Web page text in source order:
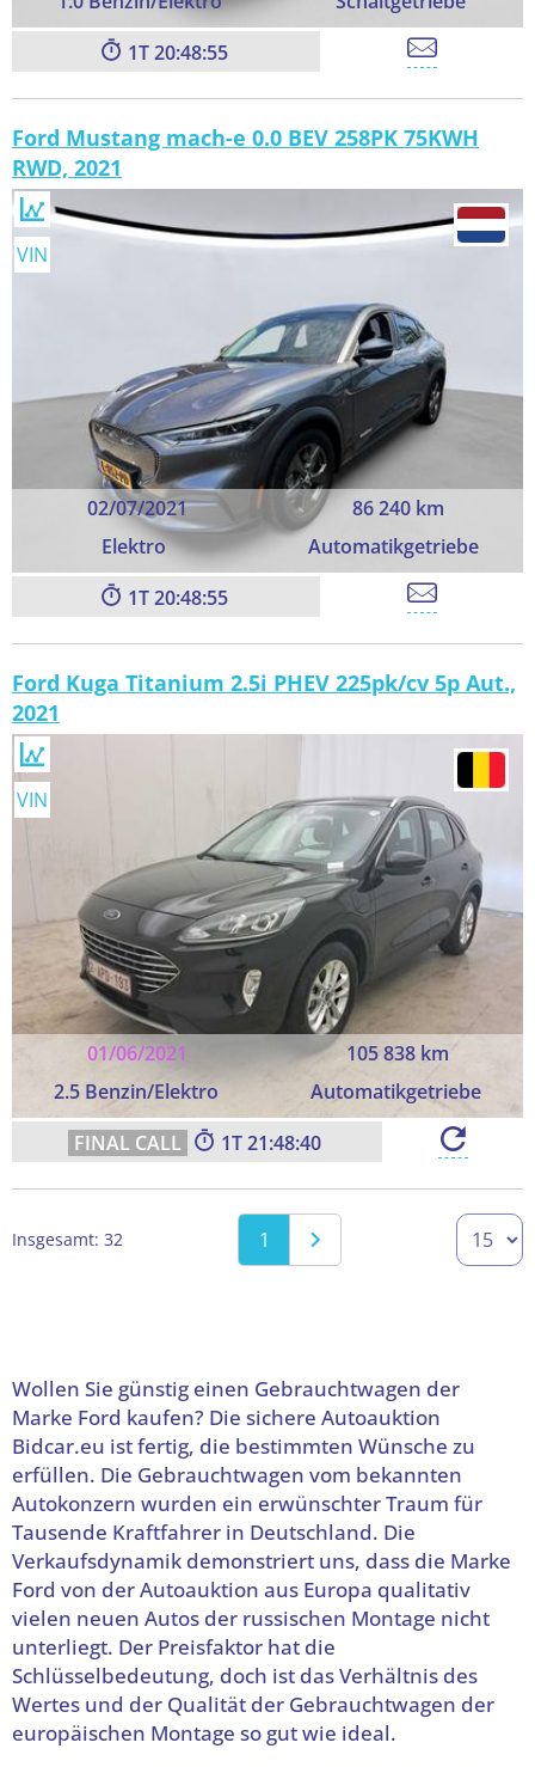
1 20:48:54
Ford Mustang mach-e 0.0 BEV 258PK 75KWH
RWD, 2021
02/07/2021
86 240 km
Elektro
Automatikgetriebe
VIN
1 20:48:54
Ford Kuga Titanium 2.5i PHEV 225pk/cv 5p Aut.,
2021
01/06/2021
105 838 km
2.5 Benzin/Elektro
Automatikgetriebe
VIN
1 21:48:39
Insgesamt: 32 1
Wollen Sie günstig einen Gebrauchtwagen der
Marke Ford kaufen? Die sichere Autoauktion
Bidcar.eu ist fertig, die bestimmten Wünsche zu
erfüllen. Die Gebrauchtwagen vom bekannten
Autokonzern wurden ein erwünschter Traum für
Tausende Kraftfahrer in Deutschland. Die
Verkaufsdynamik demonstriert uns, dass die Marke
Ford von der Autoauktion aus Europa qualitativ
vielen neuen Autos der russischen Montage nicht
unterliegt. Der Preisfaktor hat die
Schlüsselbedeutung, doch ist das Verhältnis des
Wertes und der Qualität der Gebrauchtwagen der
europäischen Montage so gut wie ideal.